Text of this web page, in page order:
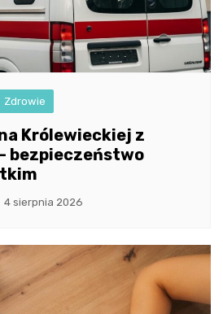
Zdrowie
Królewieckiej z
bezpieczeństwo
4 sierpnia 2026